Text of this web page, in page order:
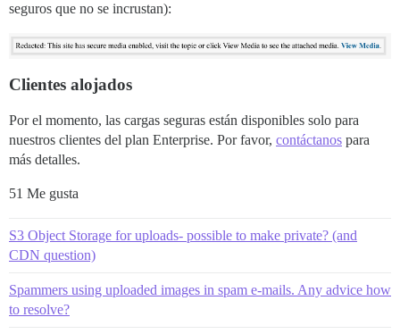
seguros que no se incrustan):
Clientes alojados
Por el momento, las cargas seguras están disponibles solo para
nuestros clientes del plan Enterprise. Por favor, contáctanos para
más detalles.
51 Me gusta
S3 Object Storage for uploads- possible to make private? (and
CDN question)
Spammers using uploaded images in spam e-mails. Any advice how
to resolve?